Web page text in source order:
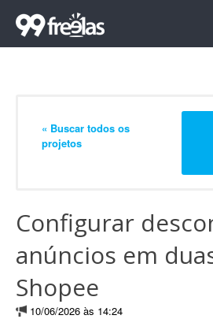
« Buscar todos os
projetos
Configurar
anúncios em
Shopee
10/06/2026 às 14:24